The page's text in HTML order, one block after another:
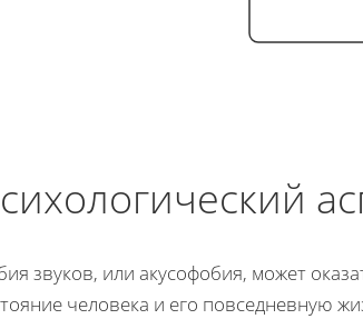
звуков, или акусофобия, может
человека и его повседневную